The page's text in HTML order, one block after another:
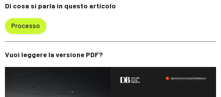
Di cosa si parla in questo articolo
Processo
Vuoi leggere la versione PDF?